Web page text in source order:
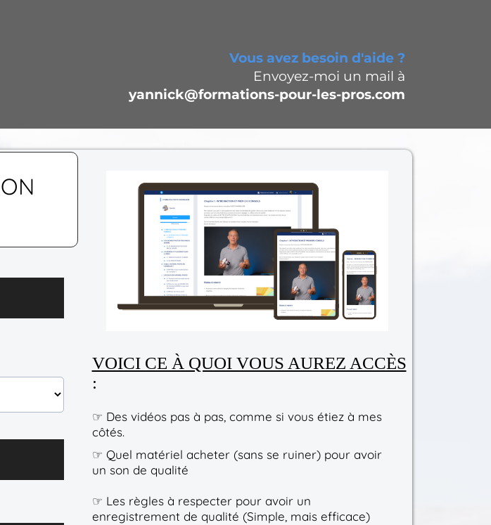
Vous avez besoin d'aide ?
Envoyez-moi un mail à
yannick@formations-pour-les-pros.com
VOICI CE À QUOI VOUS AUREZ ACCÈS
:
☞ Des vidéos pas à pas, comme si vous étiez à mes
côtés.
☞ Quel matériel acheter (sans se ruiner) pour avoir
un son de qualité
☞ Les règles à respecter pour avoir un
enregistrement de qualité (Simple, mais efficace)